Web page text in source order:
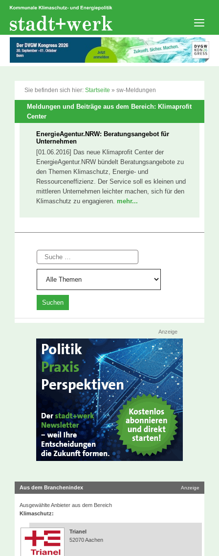
Zum
springen
Sie befinden sich hier: Startseite » sw-Meldungen
Meldungen und Beiträge aus dem Bereich: Klimaprofit
Center
EnergieAgentur.NRW: Beratungsangebot für
Unternehmen
[01.06.2016] Das neue Klimaprofit Center der
EnergieAgentur.NRW bündelt Beratungsangebote zu
den Themen Klimaschutz, Energie- und
Ressourceneffizienz. Der Service soll es kleinen und
mittleren Unternehmen leichter machen, sich für den
Klimaschutz zu engagieren. mehr...
Suche
Anzeige
Aus dem Branchenindex Anzeige
Ausgewählte Anbieter aus dem Bereich
Klimaschutz:
Trianel
52070 Aachen